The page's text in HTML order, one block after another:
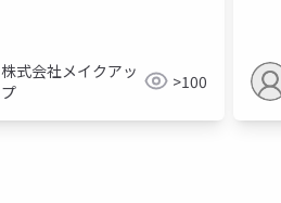
株式会社メイクアッ
プ
>100